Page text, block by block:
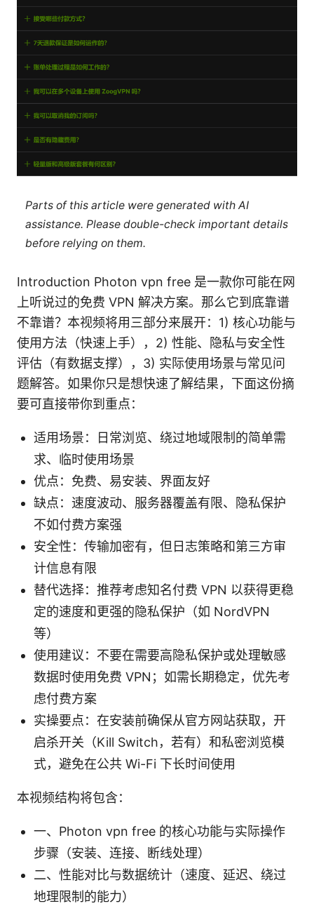
Parts of this article were generated with AI
assistance. Please double-check important details
before relying on them.
Introduction Photon vpn free 是一款你可能在网
上听说过的免费 VPN 解决方案。那么它到底靠谱
不靠谱？本视频将用三部分来展开：1) 核心功能与
使用方法（快速上手），2) 性能、隐私与安全性
评估（有数据支撑），3) 实际使用场景与常见问
题解答。如果你只是想快速了解结果，下面这份摘
要可直接带你到重点：
适用场景：日常浏览、绕过地域限制的简单需
求、临时使用场景
优点：免费、易安装、界面友好
缺点：速度波动、服务器覆盖有限、隐私保护
不如付费方案强
安全性：传输加密有，但日志策略和第三方审
计信息有限
替代选择：推荐考虑知名付费 VPN 以获得更稳
定的速度和更强的隐私保护（如 NordVPN
等）
使用建议：不要在需要高隐私保护或处理敏感
数据时使用免费 VPN；如需长期稳定，优先考
虑付费方案
实操要点：在安装前确保从官方网站获取，开
启杀开关（Kill Switch，若有）和私密浏览模
式，避免在公共 Wi-Fi 下长时间使用
本视频结构将包含：
一、Photon vpn free 的核心功能与实际操作
步骤（安装、连接、断线处理）
二、性能对比与数据统计（速度、延迟、绕过
地理限制的能力）